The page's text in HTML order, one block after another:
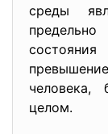
среды
человека,
целом.